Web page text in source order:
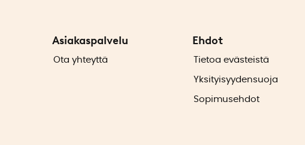
Asiakaspalvelu
Ota yhteyttä
Ehdot
Tietoa evästeistä
Yksityisyydensuoja
Sopimusehdot